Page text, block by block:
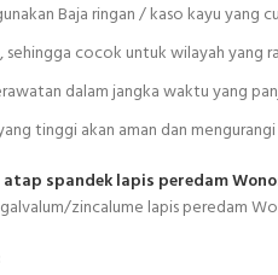
Baja ringan / kaso kayu yang
cocok untuk wilayah yang
dalam jangka waktu yang
tinggi akan aman dan
spandek lapis peredam
zincalume lapis peredam